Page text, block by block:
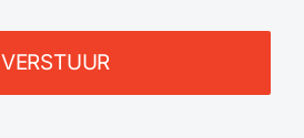
VERSTUUR